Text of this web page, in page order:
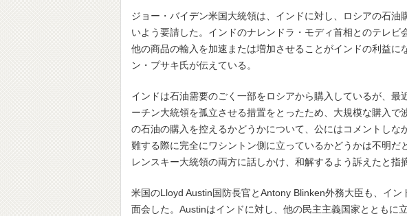
ジョー・バイデン米国大統領は、インドに対し、ロシアの石
いよう要請した。インドのナレンドラ・モディ首相とのテレ
他の商品の輸入を加速または増加させることがインドの利益に
ン・プサキ氏が伝えている。
インドは石油需要のごく一部をロシアから購入しているが、
ーチン大統領を孤立させる措置をとったため、大規模な購入
の石油の購入を控えるかどうかについて、公にはコメントし
難する際に完全にワシントン側に立っているかどうかは不明
レンスキー大統領の両方に話しかけ、和解するよう訴えたと指
米国のLloyd Austin国防長官とAntony Blinken外務大臣も、イ
面会した。Austinはインドに対し、他の民主主義国家とともに